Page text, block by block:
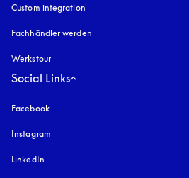
Custom integration
Fachhändler werden
Werkstour
Social Links
Facebook
Instagram
LinkedIn